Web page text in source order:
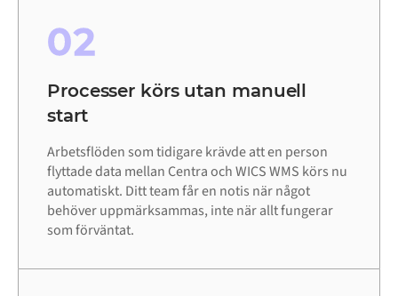
02
Processer körs utan manuell
start
Arbetsflöden som tidigare krävde att en person
flyttade data mellan Centra och WICS WMS körs nu
automatiskt. Ditt team får en notis när något
behöver uppmärksammas, inte när allt fungerar
som förväntat.